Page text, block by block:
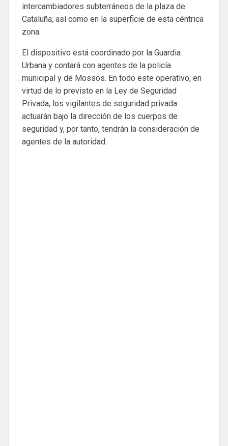
intercambiadores subterráneos de la plaza de
Cataluña, así como en la superficie de esta céntrica
zona.
El dispositivo está coordinado por la Guardia
Urbana y contará con agentes de la policía
municipal y de Mossos. En todo este operativo, en
virtud de lo previsto en la Ley de Seguridad
Privada, los vigilantes de seguridad privada
actuarán bajo la dirección de los cuerpos de
seguridad y, por tanto, tendrán la consideración de
agentes de la autoridad.